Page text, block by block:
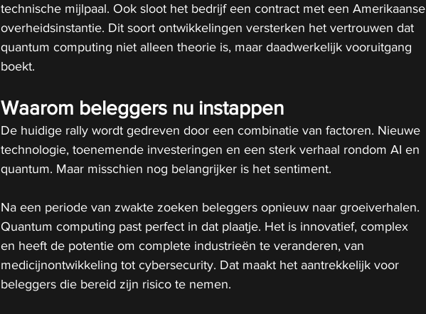
technische mijlpaal. Ook sloot het bedrijf een contract met een Amerikaanse
overheidsinstantie. Dit soort ontwikkelingen versterken het vertrouwen dat
quantum computing niet alleen theorie is, maar daadwerkelijk vooruitgang
boekt.
Waarom beleggers nu instappen
De huidige rally wordt gedreven door een combinatie van factoren. Nieuwe
technologie, toenemende investeringen en een sterk verhaal rondom AI en
quantum. Maar misschien nog belangrijker is het sentiment.
Na een periode van zwakte zoeken beleggers opnieuw naar groeiverhalen.
Quantum computing past perfect in dat plaatje. Het is innovatief, complex
en heeft de potentie om complete industrieën te veranderen, van
medicijnontwikkeling tot cybersecurity. Dat maakt het aantrekkelijk voor
beleggers die bereid zijn risico te nemen.